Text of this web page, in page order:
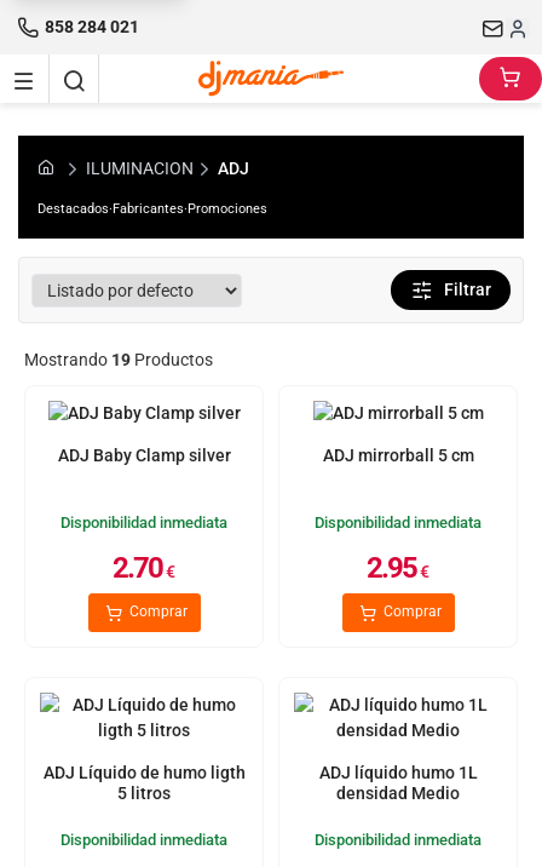
858 284 021
ILUMINACION ADJ
Destacados·Fabricantes·Promociones
Filtrar
Mostrando 19 Productos
ADJ Baby Clamp silver
Disponibilidad inmediata
2.70€
Comprar
ADJ mirrorball 5 cm
Disponibilidad inmediata
2.95€
Comprar
ADJ Líquido de humo ligth
5 litros
Disponibilidad inmediata
ADJ líquido humo 1L
densidad Medio
Disponibilidad inmediata